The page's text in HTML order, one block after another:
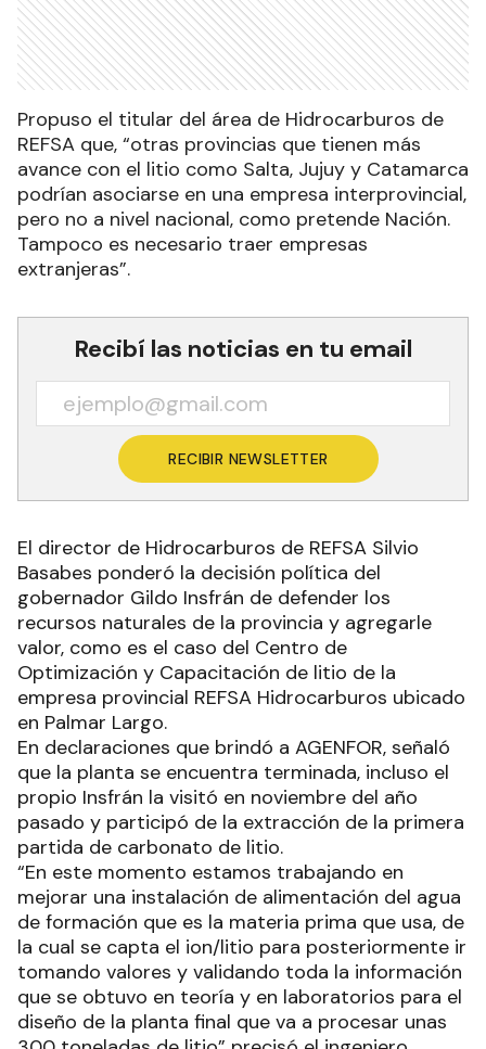
Propuso el titular del área de Hidrocarburos de
REFSA que, “otras provincias que tienen más
avance con el litio como Salta, Jujuy y Catamarca
podrían asociarse en una empresa interprovincial,
pero no a nivel nacional, como pretende Nación.
Tampoco es necesario traer empresas
extranjeras”.
Recibí las noticias en tu email
RECIBIR NEWSLETTER
El director de Hidrocarburos de REFSA Silvio
Basabes ponderó la decisión política del
gobernador Gildo Insfrán de defender los
recursos naturales de la provincia y agregarle
valor, como es el caso del Centro de
Optimización y Capacitación de litio de la
empresa provincial REFSA Hidrocarburos ubicado
en Palmar Largo.
En declaraciones que brindó a AGENFOR, señaló
que la planta se encuentra terminada, incluso el
propio Insfrán la visitó en noviembre del año
pasado y participó de la extracción de la primera
partida de carbonato de litio.
“En este momento estamos trabajando en
mejorar una instalación de alimentación del agua
de formación que es la materia prima que usa, de
la cual se capta el ion/litio para posteriormente ir
tomando valores y validando toda la información
que se obtuvo en teoría y en laboratorios para el
diseño de la planta final que va a procesar unas